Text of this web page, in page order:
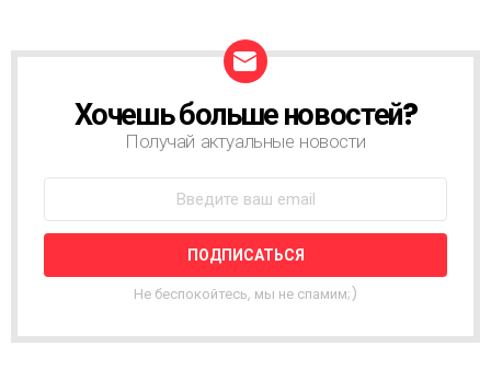
О
Т
Н
Я
А
С
Хочешь больше новостей?
Получай актуальные новости
Не беспокойтесь, мы не спамим;)